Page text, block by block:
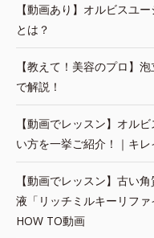
【動画あり】オルビスユ
とは？
【教えて！美容のプロ】
で解説！
【動画でレッスン】オル
い方を一挙ご紹介！｜キ
【動画でレッスン】古い
液「リッチミルキーリフ
HOW TO動画